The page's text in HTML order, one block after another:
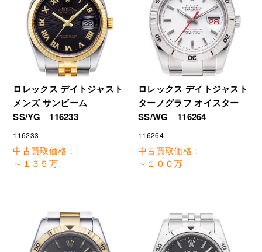
ロレックス デイトジャスト
メンズ サンビーム
SS/YG 116233
116233
中古買取価格：
～１３５万
ロレックス デイトジャスト
ターノグラフ オイスター
SS/WG 116264
116264
中古買取価格：
～１００万